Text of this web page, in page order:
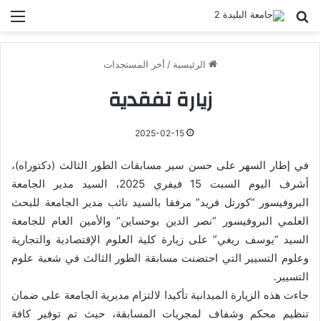
بحث عن
الرئيسية / أخر المستجدات
زيارة تفقدية
2025-02-15
في إطار السهر على حسن سير مسابقات الطور الثالث (دكتوراه)،
أشرف اليوم السبت 15 فيفري 2025، السيد مدير الجامعة
البروفيسور “كورتل فريد” مرفقا بالسيد نائب مدير الجامعة للبحث
العلمي البروفيسور “نصر الدين بوحساين” والأمين العام للجامعة
السيد “يوسف ريغي” على زيارة كلية العلوم الإقتصادية والتجارية
وعلوم التسيير التي احتضنت مسابقة الطور الثالث في شعبة علوم
التسيير.
جاءت هذه الزيارة الميدانية تأكيدا لالتزام مديرية الجامعة على ضمان
تنظيم محكم وشفاف لمجريات المسابقة، حيث تم توفير كافة